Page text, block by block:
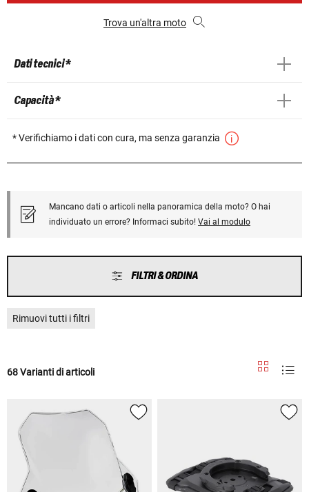
Trova un'altra moto
Dati tecnici *
Capacità *
* Verifichiamo i dati con cura, ma senza garanzia
Mancano dati o articoli nella panoramica della moto? O hai
individuato un errore? Informaci subito! Vai al modulo
FILTRI & ORDINA
Rimuovi tutti i filtri
68 Varianti di articoli